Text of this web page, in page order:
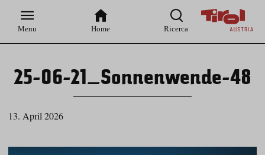
Hauptnavigation
Inhaltsbereich
Menu Home Ricerca
25-06-21_Sonnenwende-48
13. April 2026